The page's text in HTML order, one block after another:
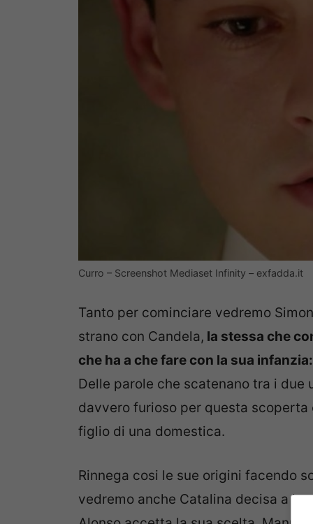
Curro – Screenshot Mediaset Infinity – exfadda.it
Tanto per cominciare vedremo
strano con Candela, la stessa che
che ha a che fare con la sua
Delle parole che scatenano tra i due
davvero furioso per questa
figlio di una domestica.
Rinnega cosi le sue origini facendo
vedremo anche Catalina decisa a